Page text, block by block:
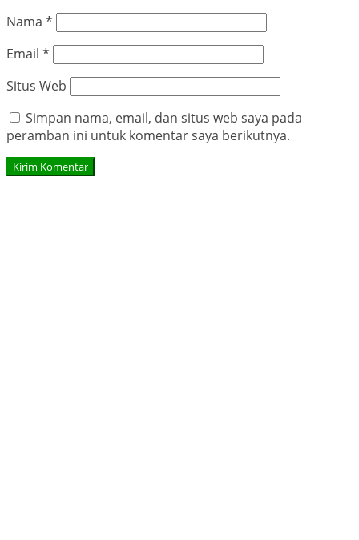
Nama *
Email *
Situs Web
Simpan nama, email, dan situs web saya pada
peramban ini untuk komentar saya berikutnya.